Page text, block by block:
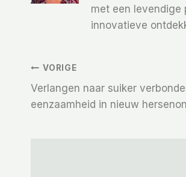
met een levendige
innovatieve
Bericht
Navigatie
VORIGE
Verlangen naar suiker
eenzaamheid in nieuw